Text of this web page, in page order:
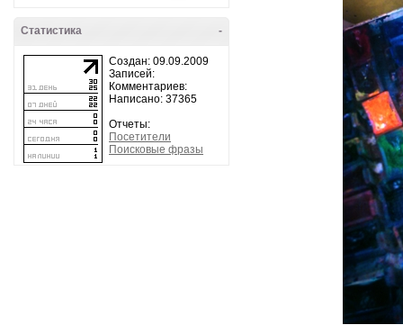
-
Статистика
Создан: 09.09.2009
Записей:
Комментариев:
Написано: 37365
Отчеты:
Посетители
Поисковые фразы